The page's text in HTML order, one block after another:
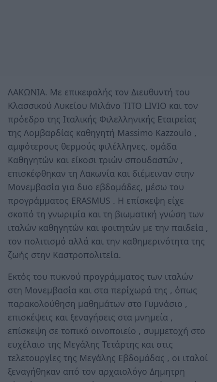
ΛΑΚΩΝΙΑ. Με επικεφαλής τον Διευθυντή του
Κλασσικού Λυκείου Μιλάνο ΤΙΤΟ LIVIO και τον
πρόεδρο της Ιταλικής Φιλελληνικής Εταιρείας
της Λομβαρδίας καθηγητή Μassimo Kazzoulo ,
αμφότερους θερμούς φιλέλληνες, ομάδα
Καθηγητών και είκοσι τριών σπουδαστών ,
επισκέφθηκαν τη Λακωνία και διέμειναν στην
Μονεμβασία για δυο εβδομάδες, μέσω του
προγράμματος ERASMUS . Η επίσκεψη είχε
σκοπό τη γνωριμία και τη βιωματική γνώση των
ιταλών καθηγητών και φοιτητών με την παιδεία ,
τον πολιτισμό αλλά και την καθημερινότητα της
ζωής στην Καστροπολιτεία.
Εκτός του πυκνού προγράμματος των ιταλών
στη Μονεμβασία και στα περίχωρά της , όπως
παρακολούθηση μαθημάτων στο Γυμνάσιο ,
επισκέψεις και ξεναγήσεις στα μνημεία ,
επίσκεψη σε τοπικό οινοποιείο , συμμετοχή στο
ευχέλαιο της Μεγάλης Τετάρτης και στις
τελετουργίες της Μεγάλης Εβδομάδας , οι ιταλοί
ξεναγήθηκαν από τον αρχαιολόγο Δημητρη